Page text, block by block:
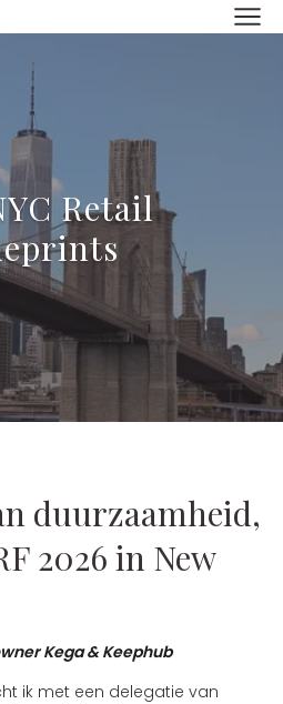
Retail
duurzaamheid,
2026 in New
Kega & Keephub
ik met een delegatie van